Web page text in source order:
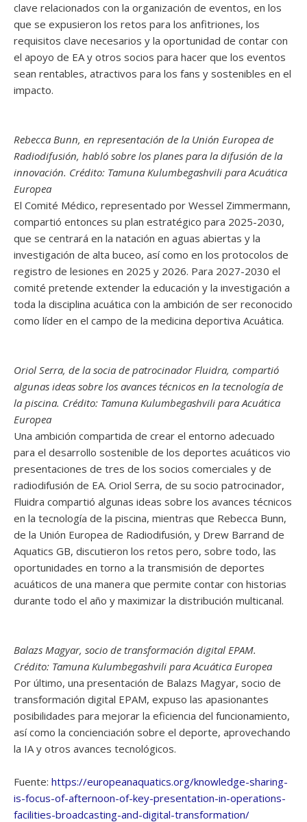
clave relacionados con la organización de eventos, en los
que se expusieron los retos para los anfitriones, los
requisitos clave necesarios y la oportunidad de contar con
el apoyo de EA y otros socios para hacer que los eventos
sean rentables, atractivos para los fans y sostenibles en el
impacto.
Rebecca Bunn, en representación de la Unión Europea de
Radiodifusión, habló sobre los planes para la difusión de la
innovación. Crédito: Tamuna Kulumbegashvili para Acuática
Europea
El Comité Médico, representado por Wessel Zimmermann,
compartió entonces su plan estratégico para 2025-2030,
que se centrará en la natación en aguas abiertas y la
investigación de alta buceo, así como en los protocolos de
registro de lesiones en 2025 y 2026. Para 2027-2030 el
comité pretende extender la educación y la investigación a
toda la disciplina acuática con la ambición de ser reconocido
como líder en el campo de la medicina deportiva Acuática.
Oriol Serra, de la socia de patrocinador Fluidra, compartió
algunas ideas sobre los avances técnicos en la tecnología de
la piscina. Crédito: Tamuna Kulumbegashvili para Acuática
Europea
Una ambición compartida de crear el entorno adecuado
para el desarrollo sostenible de los deportes acuáticos vio
presentaciones de tres de los socios comerciales y de
radiodifusión de EA. Oriol Serra, de su socio patrocinador,
Fluidra compartió algunas ideas sobre los avances técnicos
en la tecnología de la piscina, mientras que Rebecca Bunn,
de la Unión Europea de Radiodifusión, y Drew Barrand de
Aquatics GB, discutieron los retos pero, sobre todo, las
oportunidades en torno a la transmisión de deportes
acuáticos de una manera que permite contar con historias
durante todo el año y maximizar la distribución multicanal.
Balazs Magyar, socio de transformación digital EPAM.
Crédito: Tamuna Kulumbegashvili para Acuática Europea
Por último, una presentación de Balazs Magyar, socio de
transformación digital EPAM, expuso las apasionantes
posibilidades para mejorar la eficiencia del funcionamiento,
así como la concienciación sobre el deporte, aprovechando
la IA y otros avances tecnológicos.
Fuente: https://europeanaquatics.org/knowledge-sharing-
is-focus-of-afternoon-of-key-presentation-in-operations-
facilities-broadcasting-and-digital-transformation/